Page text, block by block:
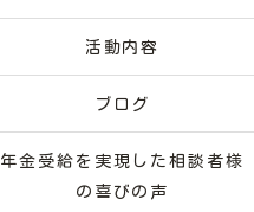
活動内容
ブログ
年金受給を実現した相談者様
の喜びの声